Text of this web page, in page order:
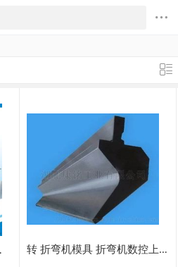
转 折弯机模具 折弯机数控上模